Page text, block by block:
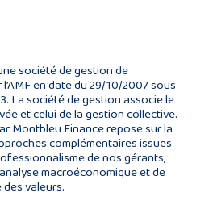
société de gestion de
en date du 29/10/2007 sous
La société de gestion associe le
et celui de la gestion collective.
Montbleu Finance repose sur la
complémentaires issues
de nos gérants,
macroéconomique et de
valeurs.